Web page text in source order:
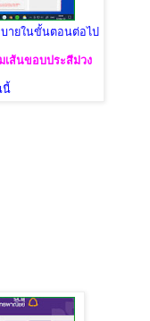
ายในขั้นตอนต่อไป
เส้นขอบประสีม่วง
นี้